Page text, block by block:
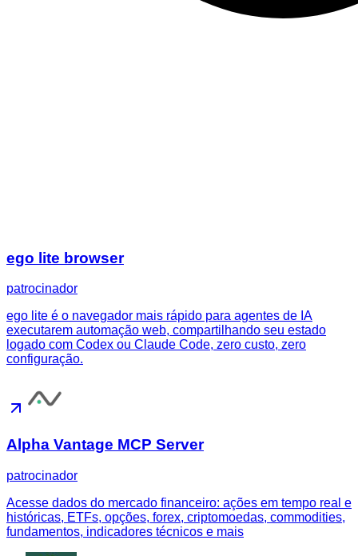
ego lite browser
patrocinador
ego lite é o navegador mais rápido para agentes de IA
executarem automação web, compartilhando seu estado
logado com Codex ou Claude Code, zero custo, zero
configuração.
Alpha Vantage MCP Server
patrocinador
Acesse dados do mercado financeiro: ações em tempo real e
históricas, ETFs, opções, forex, criptomoedas, commodities,
fundamentos, indicadores técnicos e mais